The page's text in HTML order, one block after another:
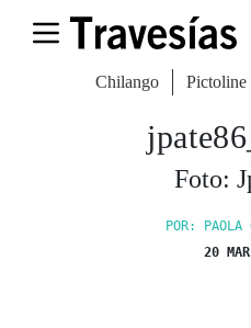
Chilango Pictoline
Foto:
POR: PAOLA
20